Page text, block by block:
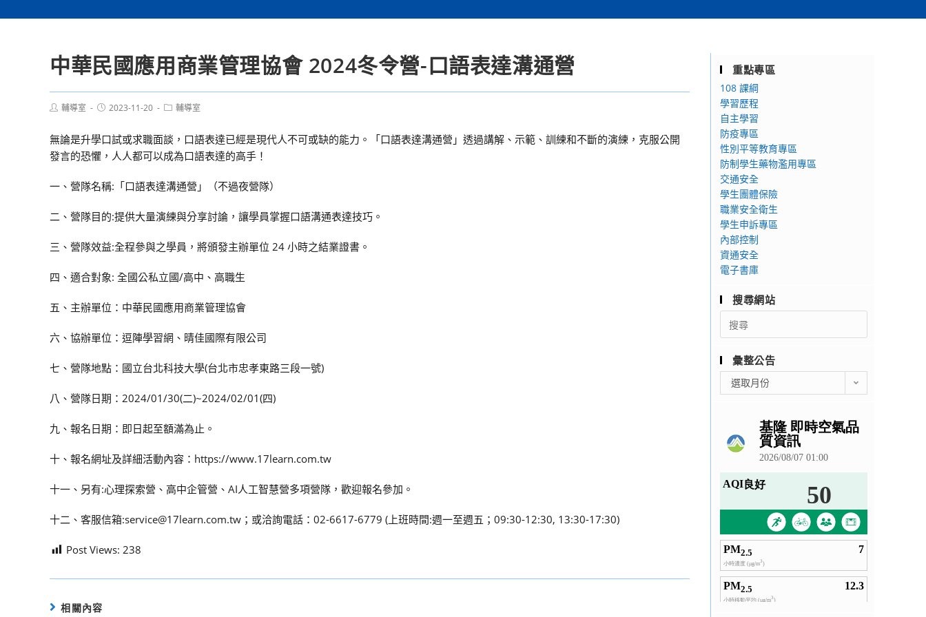
中華民國應用商業管理協會 2024冬令營-口語表達溝通營
Post輔導室
Post2023-11-20
Post輔導室
無論是升學口試或求職面談，口語表達已經是現代人不可或缺的能力。「口語表達溝通營」透過講解、示範、訓練和不斷的演練，克服公開
發言的恐懼，人人都可以成為口語表達的高手！
一、營隊名稱:「口語表達溝通營」（不過夜營隊）
二、營隊目的:提供大量演練與分享討論，讓學員掌握口語溝通表達技巧。
三、營隊效益:全程參與之學員，將頒發主辦單位 24 小時之結業證書。
四、適合對象: 全國公私立國/高中、高職生
五、主辦單位：中華民國應用商業管理協會
六、協辦單位：逗陣學習網、晴佳國際有限公司
七、營隊地點：國立台北科技大學(台北市忠孝東路三段一號)
八、營隊日期：2024/01/30(二)~2024/02/01(四)
九、報名日期：即日起至額滿為止。
十、報名網址及詳細活動內容：https://www.17learn.com.tw
十一、另有:心理探索營、高中企管營、AI人工智慧營多項營隊，歡迎報名參加。
十二、客服信箱:service@17learn.com.tw；或洽詢電話：02-6617-6779 (上班時間:週一至週五；09:30-12:30, 13:30-17:30)
Post Views: 238
相關內容
重點專區
108 課綱
學習歷程
自主學習
防疫專區
性別平等教育專區
防制學生藥物濫用專區
交通安全
學生團體保險
職業安全衛生
學生申訴專區
內部控制
資通安全
電子書庫
搜尋網站
Search
for:
彙整公告
整
選取月份